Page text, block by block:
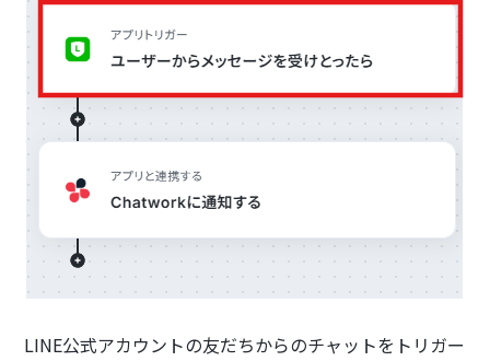
LINE公式アカウントの友だちからのチャットをトリガー